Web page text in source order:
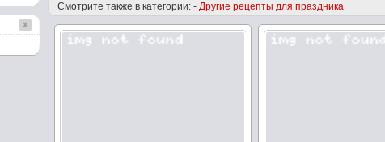
Смотрите также в категории: -Другие рецепты для праздника